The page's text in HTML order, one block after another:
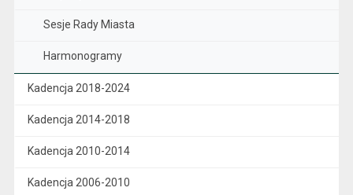
Sesje Rady Miasta
Harmonogramy
Kadencja 2018-2024
Kadencja 2014-2018
Kadencja 2010-2014
Kadencja 2006-2010